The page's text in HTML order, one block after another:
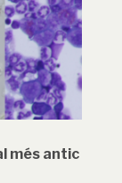
més antic